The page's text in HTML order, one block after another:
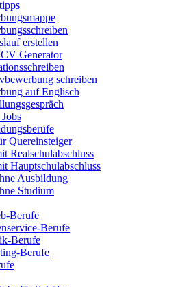
erstellen
Generator
schreiben
auf Englisch
Quereinsteiger
Realschulabschluss
Hauptschulabschluss
Ausbildung
Studium
Berufe
Berufe
Berufe
Berufe